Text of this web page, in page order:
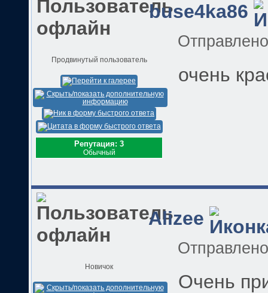
buse4ka86
Продвинутый пользователь
Репутация: 3
Обычный
очень
Alizee
Новичок
Очень